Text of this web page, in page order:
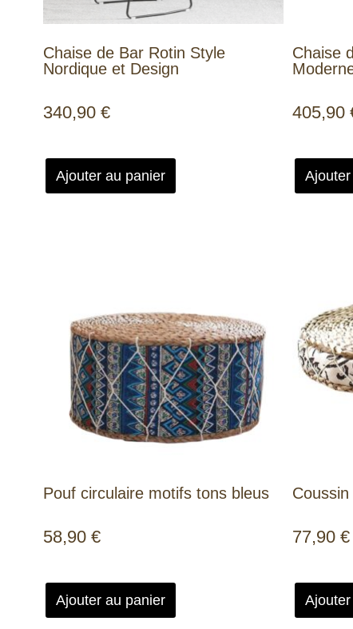
Chaise de Bar Rotin Style
Nordique et Design
340,90 €
Ajouter au panier
Chaise
405,90
Pouf circulaire motifs tons bleus
58,90 €
Ajouter au panier
77,90 €